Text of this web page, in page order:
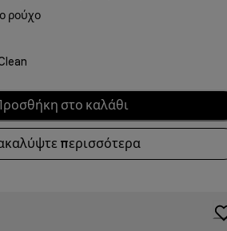
ρούχο
στο καλάθι
περισσότερα